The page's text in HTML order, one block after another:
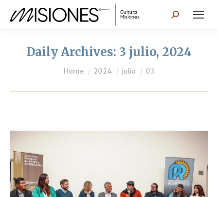
Search:
Daily Archives: 3 julio, 2024
You are here:
Home 2024 julio 03